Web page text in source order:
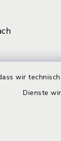
wir
Dienste